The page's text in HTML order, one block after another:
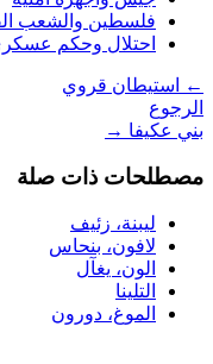
فلسطين والشعب
احتلال وحكم
←
استيطان قروي
الرجوع
بني عكيفا →
مصطلحات ذات صلة
ليبنة، زئيف
لافون، بنحاس
الون، يغآل
التلينا
الموغ، دورون